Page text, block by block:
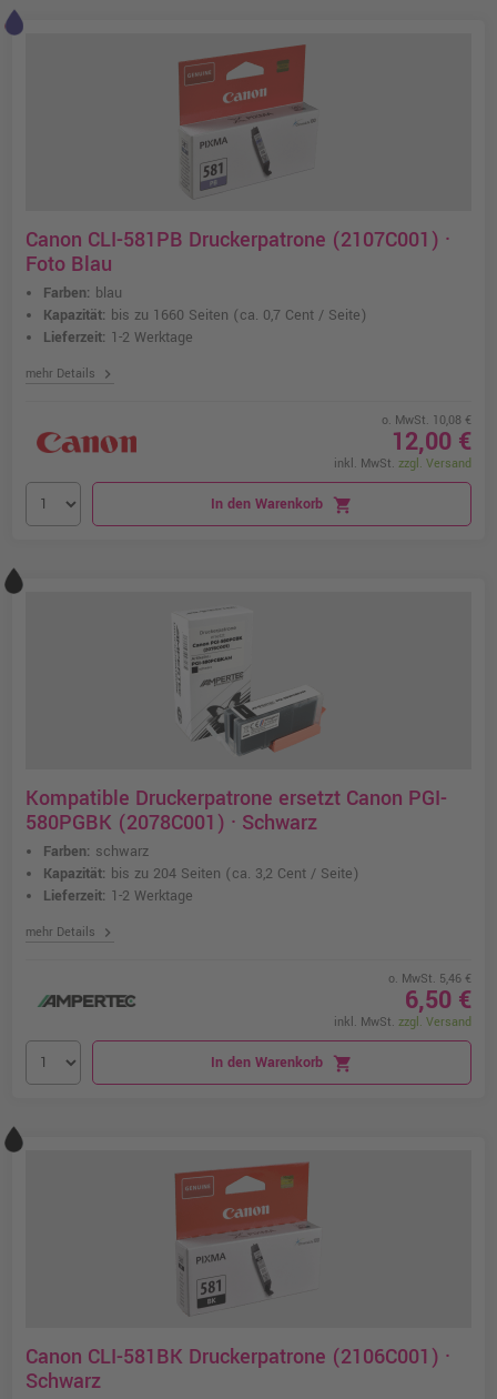
Canon CLI-581PB Druckerpatrone (2107C001) ·
Foto Blau
Farben: blau
Kapazität: bis zu 1660 Seiten (ca. 0,7 Cent / Seite)
Lieferzeit: 1-2 Werktage
mehr Details chevron_right
o. MwSt. 10,08 €
12,00 €
inkl. MwSt. zzgl. Versand
In den Warenkorb shopping_cart
Kompatible Druckerpatrone ersetzt Canon PGI-
580PGBK (2078C001) · Schwarz
Farben: schwarz
Kapazität: bis zu 204 Seiten (ca. 3,2 Cent / Seite)
Lieferzeit: 1-2 Werktage
mehr Details chevron_right
o. MwSt. 5,46 €
6,50 €
inkl. MwSt. zzgl. Versand
In den Warenkorb shopping_cart
Canon CLI-581BK Druckerpatrone (2106C001) ·
Schwarz